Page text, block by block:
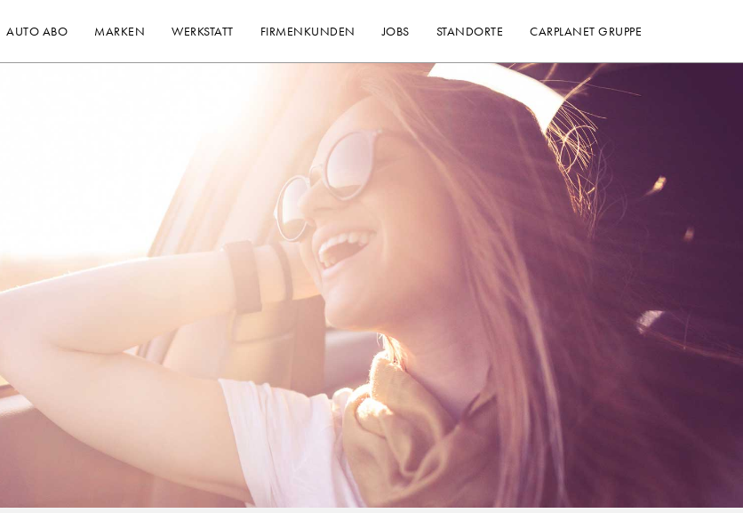
AUTO ABO MARKEN WERKSTATT FIRMENKUNDEN JOBS STANDORTE CARPLANET GRUPPE